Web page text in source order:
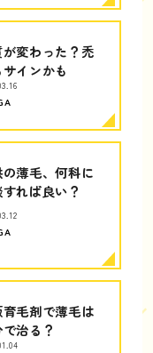
変わった？禿
サインかも
薄毛、何科に
れば良い？
毛剤で薄毛は
治る？